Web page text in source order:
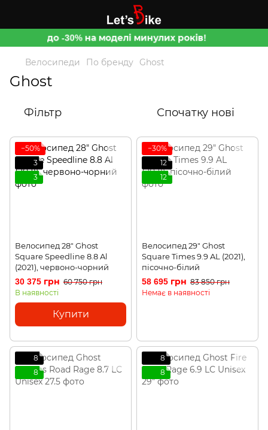
до -30% на моделі минулих років!
Велосипеди По бренду Ghost
Ghost
Фільтр Спочатку нові
−50%
3
3
Велосипед 28" Ghost
Square Speedline 8.8 Al
(2021), червоно-чорний
30 375 грн 60 750 грн
В наявності
Купити
−30%
12
12
Велосипед 29" Ghost
Square Times 9.9 AL (2021),
пісочно-білий
58 695 грн 83 850 грн
Немає в наявності
8
8
8
8